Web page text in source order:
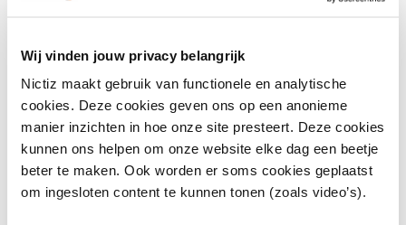
Wij vinden jouw privacy belangrijk
Nictiz maakt gebruik van functionele en analytische
cookies. Deze cookies geven ons op een anonieme
manier inzichten in hoe onze site presteert. Deze cookies
kunnen ons helpen om onze website elke dag een beetje
beter te maken. Ook worden er soms cookies geplaatst
om ingesloten content te kunnen tonen (zoals video’s).